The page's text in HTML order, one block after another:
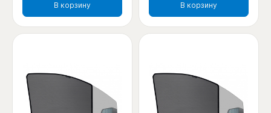
В корзину В корзину